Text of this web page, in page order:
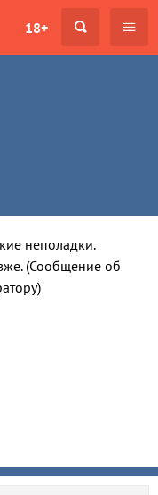
18+
неполадки.
(Сообщение об